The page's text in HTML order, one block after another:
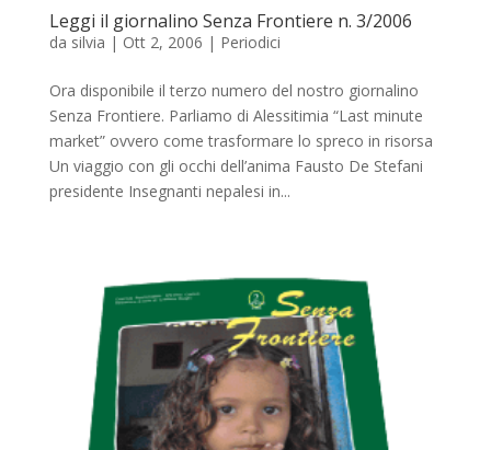
Leggi il giornalino Senza Frontiere n. 3/2006
da silvia | Ott 2, 2006 | Periodici
Ora disponibile il terzo numero del nostro giornalino
Senza Frontiere. Parliamo di Alessitimia “Last minute
market” ovvero come trasformare lo spreco in risorsa
Un viaggio con gli occhi dell’anima Fausto De Stefani
presidente Insegnanti nepalesi in...